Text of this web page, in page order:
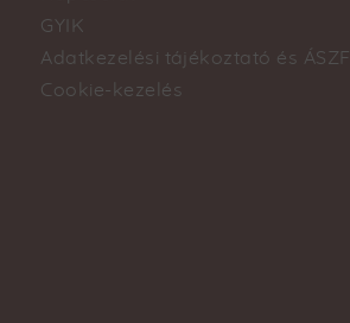
GYIK
Adatkezelési tájékoztató és ÁSZF
Cookie-kezelés